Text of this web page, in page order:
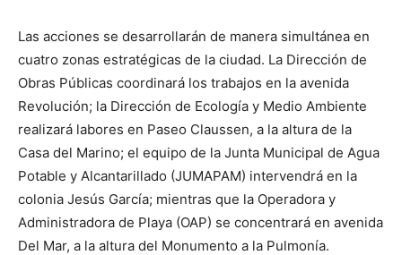
Las acciones se desarrollarán de manera simultánea en
cuatro zonas estratégicas de la ciudad. La Dirección de
Obras Públicas coordinará los trabajos en la avenida
Revolución; la Dirección de Ecología y Medio Ambiente
realizará labores en Paseo Claussen, a la altura de la
Casa del Marino; el equipo de la Junta Municipal de Agua
Potable y Alcantarillado (JUMAPAM) intervendrá en la
colonia Jesús García; mientras que la Operadora y
Administradora de Playa (OAP) se concentrará en avenida
Del Mar, a la altura del Monumento a la Pulmonía.